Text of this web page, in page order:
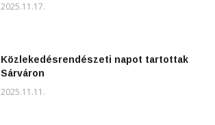
2025.11.17.
Közlekedésrendészeti napot tartottak
Sárváron
2025.11.11.